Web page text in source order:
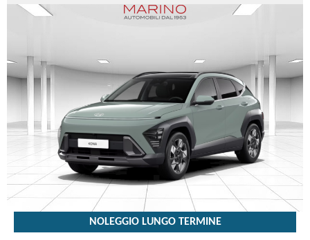
NOLEGGIO LUNGO TERMINE